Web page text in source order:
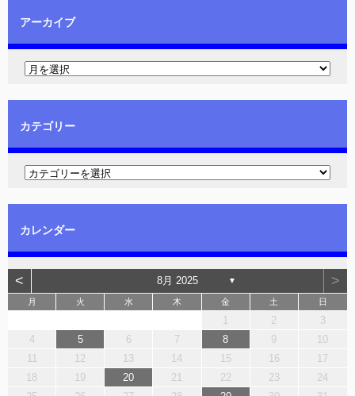
アーカイブ
カテゴリー
カレンダー
< 8月 2025 ▼ >
月 火 水 木 金 土 日
1 2
3
4
5 6 7 8 9
10
11
12 13 14 15 16
17
18
19 20 21 22 23
24